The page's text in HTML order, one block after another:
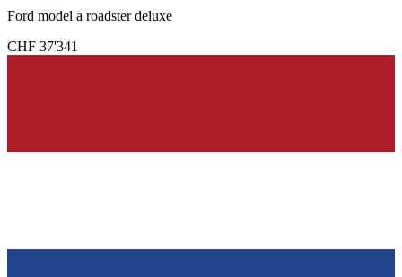
Ford model a roadster deluxe
CHF 37'341